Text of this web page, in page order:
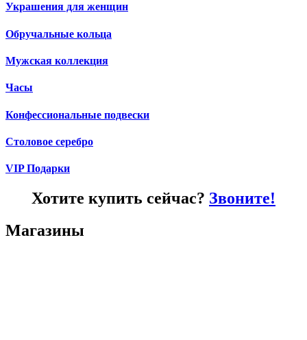
Украшения для женщин
Обручальные кольца
Мужская коллекция
Часы
Конфессиональные подвески
Столовое серебро
VIP Подарки
Хотите купить сейчас? Звоните!
Магазины